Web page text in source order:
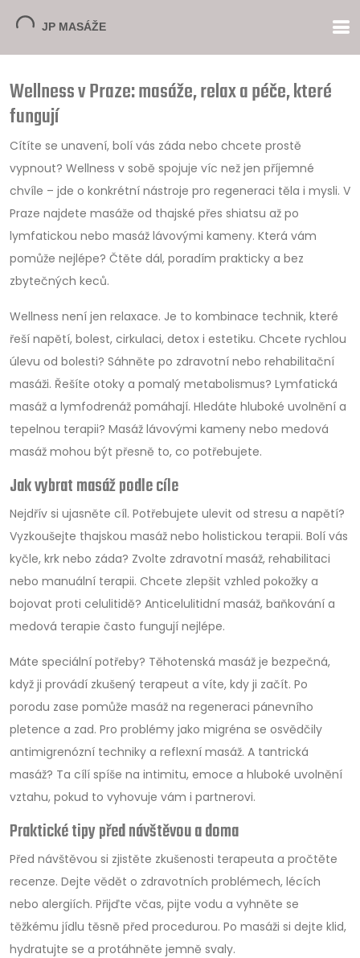
Wellness v Praze: masáže, relax a péče, které
fungují
Cítíte se unavení, bolí vás záda nebo chcete prostě
vypnout? Wellness v sobě spojuje víc než jen příjemné
chvíle – jde o konkrétní nástroje pro regeneraci těla i mysli. V
Praze najdete masáže od thajské přes shiatsu až po
lymfatickou nebo masáž lávovými kameny. Která vám
pomůže nejlépe? Čtěte dál, poradím prakticky a bez
zbytečných keců.
Wellness není jen relaxace. Je to kombinace technik, které
řeší napětí, bolest, cirkulaci, detox i estetiku. Chcete rychlou
úlevu od bolesti? Sáhněte po zdravotní nebo rehabilitační
masáži. Řešíte otoky a pomalý metabolismus? Lymfatická
masáž a lymfodrenáž pomáhají. Hledáte hluboké uvolnění a
tepelnou terapii? Masáž lávovými kameny nebo medová
masáž mohou být přesně to, co potřebujete.
Jak vybrat masáž podle cíle
Nejdřív si ujasněte cíl. Potřebujete ulevit od stresu a napětí?
Vyzkoušejte thajskou masáž nebo holistickou terapii. Bolí vás
kyčle, krk nebo záda? Zvolte zdravotní masáž, rehabilitaci
nebo manuální terapii. Chcete zlepšit vzhled pokožky a
bojovat proti celulitidě? Anticelulitidní masáž, baňkování a
medová terapie často fungují nejlépe.
Máte speciální potřeby? Těhotenská masáž je bezpečná,
když ji provádí zkušený terapeut a víte, kdy ji začít. Po
porodu zase pomůže masáž na regeneraci pánevního
pletence a zad. Pro problémy jako migréna se osvědčily
antimigrenózní techniky a reflexní masáž. A tantrická
masáž? Ta cílí spíše na intimitu, emoce a hluboké uvolnění
vztahu, pokud to vyhovuje vám i partnerovi.
Praktické tipy před návštěvou a doma
Před návštěvou si zjistěte zkušenosti terapeuta a pročtěte
recenze. Dejte vědět o zdravotních problémech, lécích
nebo alergiích. Přijďte včas, pijte vodu a vyhněte se
těžkému jídlu těsně před procedurou. Po masáži si dejte klid,
hydratujte se a protáhněte jemně svaly.